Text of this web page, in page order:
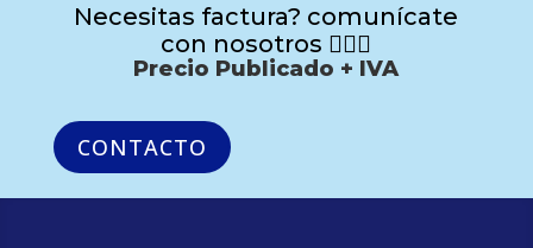
Necesitas factura? comunícate
con nosotros 🙋🏻‍♂️
Precio Publicado + IVA
CONTACTO